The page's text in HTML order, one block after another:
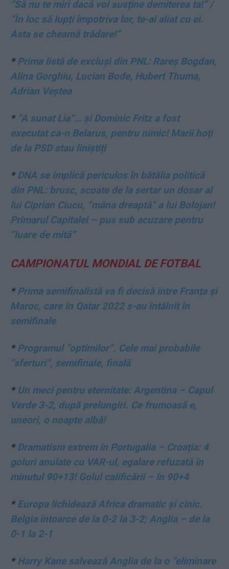
”Să nu te miri dacă voi susţine demiterea ta!” /
”În loc să lupți împotriva lor, te-ai aliat cu ei.
Asta se cheamă trădare!”
*Prima listă de excluși din PNL: Rareș Bogdan,
Alina Gorghiu, Lucian Bode, Hubert Thuma,
Adrian Veștea
* ”A sunat Lia”… și Dominic Fritz a fost
executat ca-n Belarus, pentru nimic! Marii hoți
de la PSD stau liniștiți
*DNA se implică periculos în bătălia politică
din PNL: brusc, scoate de la sertar un dosar al
lui Ciprian Ciucu, ”mâna dreaptă” a lui Bolojan!
Primarul Capitalei – pus sub acuzare pentru
”luare de mită”
CAMPIONATUL MONDIAL DE FOTBAL
*Prima semifinalistă va fi decisă între Franța și
Maroc, care în Qatar 2022 s-au întâlnit în
semifinale
*Programul ”optimilor”. Cele mai probabile
”sferturi”, semifinale, finală
* Un meci pentru eternitate: Argentina – Capul
Verde 3-2, după prelungiri. Ce frumoasă e,
uneori, o noapte albă!
*Dramatism extrem în Portugalia – Croația: 4
goluri anulate cu VAR-ul, egalare refuzată în
minutul 90+13! Golul calificării – în 90+4
*Europa lichidează Africa dramatic și cinic.
Belgia întoarce de la 0-2 la 3-2; Anglia – de la
0-1 la 2-1
*Harry Kane salvează Anglia de la o ”eliminare